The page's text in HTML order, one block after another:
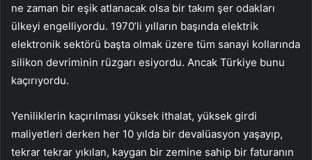
ne zaman bir eşik at­lanacak olsa bir takım şer odakları
ülkeyi engelliyor­du. 1970’li yılların başında elektrik
elektronik sektörü başta olmak üzere tüm sa­nayi kollarında
silikon dev­riminin rüzgarı esiyordu. Ancak Türkiye bunu
kaçırı­yordu.
Yeniliklerin kaçırılması yüksek ithalat, yüksek gir­di
maliyetleri derken her 10 yılda bir devalüasyon ya­şayıp,
tekrar tekrar yıkılan, kaygan bir zemine sahip bir faturanın